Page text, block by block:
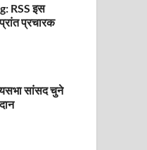
RSS इस
प्रचारक
सांसद चुने